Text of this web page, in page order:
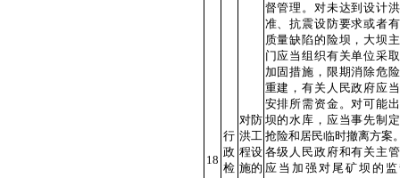
18
行
政
检
对防
洪工
程设
施的
督管理。对未达到设计
准、抗震设防要求或者
质量缺陷的险坝，大坝
门应当组织有关单位采
加固措施，限期消除危
重建，有关人民政府应
安排所需资金。对可能
坝的水库，应当事先制
抢险和居民临时撤离方案
各级人民政府和有关主
应当加强对尾矿坝的